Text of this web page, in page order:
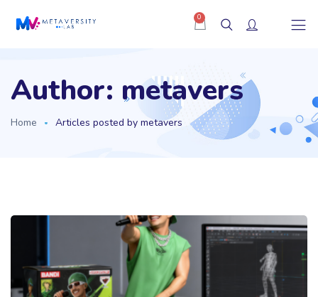
0
Author: metavers
Home Articles posted by metavers